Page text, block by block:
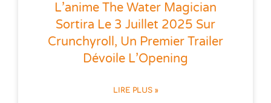
L’anime The Water Magician
Sortira Le 3 Juillet 2025 Sur
Crunchyroll, Un Premier Trailer
Dévoile L’Opening
LIRE PLUS »